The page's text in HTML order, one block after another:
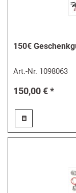
150€
Art.-Nr. 1098063
150,00 € *